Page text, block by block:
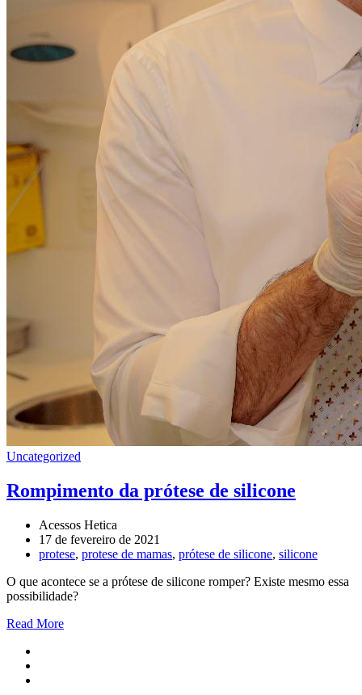
Uncategorized
Rompimento da prótese de silicone
Acessos Hetica
17 de fevereiro de 2021
protese, protese de mamas, prótese de silicone, silicone
O que acontece se a prótese de silicone romper? Existe mesmo essa
possibilidade?
Read More